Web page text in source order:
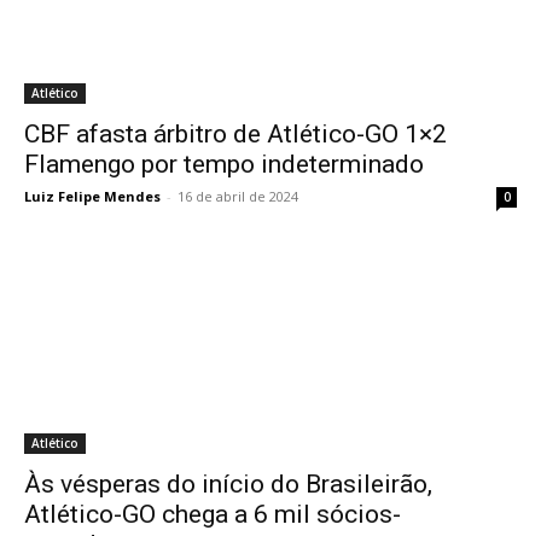
Atlético
CBF afasta árbitro de Atlético-GO 1×2
Flamengo por tempo indeterminado
Luiz Felipe Mendes - 16 de abril de 2024 0
Atlético
Às vésperas do início do Brasileirão,
Atlético-GO chega a 6 mil sócios-